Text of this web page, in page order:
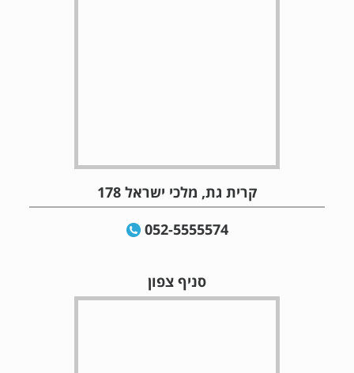
קרית גת, מלכי ישראל 178
052-5555574
סניף צפון